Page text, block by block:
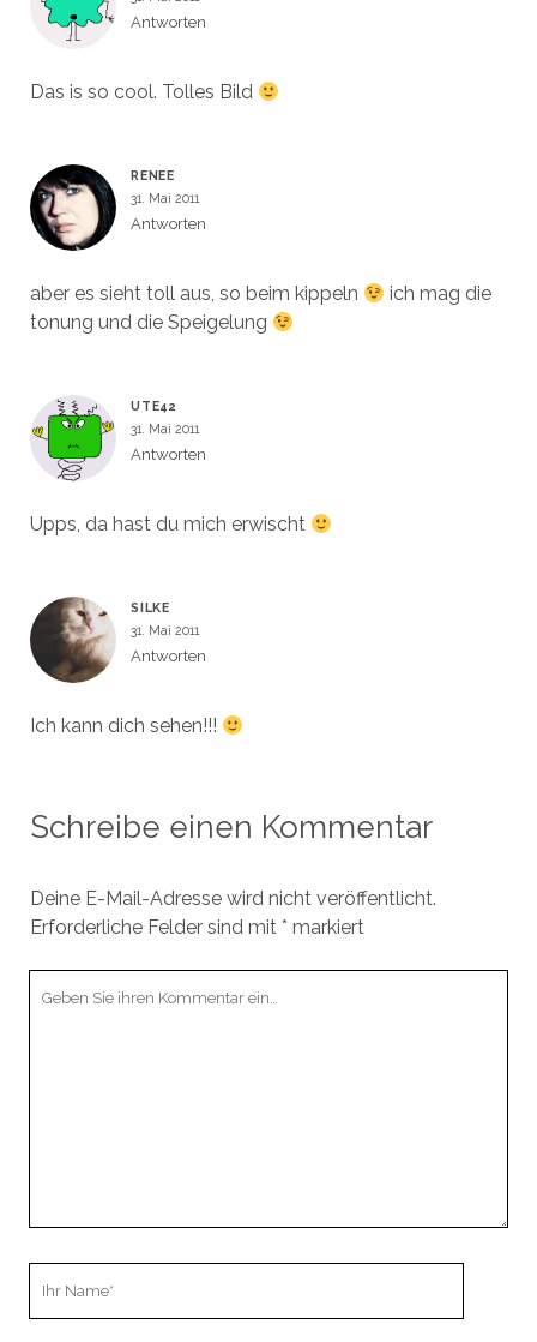
Antworten
Das is so cool. Tolles Bild
RENEE
31. Mai 2011
Antworten
aber es sieht toll aus, so beim kippeln
ich mag die
tonung und die Speigelung
UTE42
31. Mai 2011
Antworten
Upps, da hast du mich erwischt
SILKE
31. Mai 2011
Antworten
Ich kann dich sehen!!!
Schreibe einen Kommentar
Deine E-Mail-Adresse wird nicht veröffentlicht.
Erforderliche Felder sind mit * markiert